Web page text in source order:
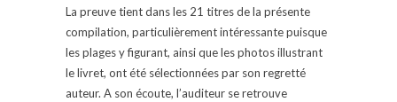
La preuve tient dans les 21 titres de la présente
compilation, particulièrement intéressante puisque
les plages y figurant, ainsi que les photos illustrant
le livret, ont été sélectionnées par son regretté
auteur. A son écoute, l’auditeur se retrouve